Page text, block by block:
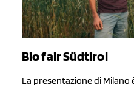
Bio fair Südtirol
La presentazione di Milano